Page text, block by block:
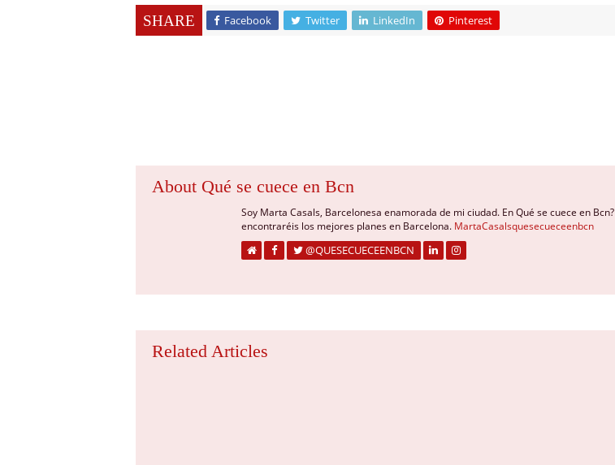
SHARE Facebook Twitter LinkedIn Pinterest
About Qué se cuece en Bcn
Soy Marta Casals, Barcelonesa enamorada de mi ciudad. En Qué se cuece en Bcn?
encontraréis los mejores planes en Barcelona. MartaCasalsquesecueceenbcn
@QUESECUECEENBCN
Related Articles